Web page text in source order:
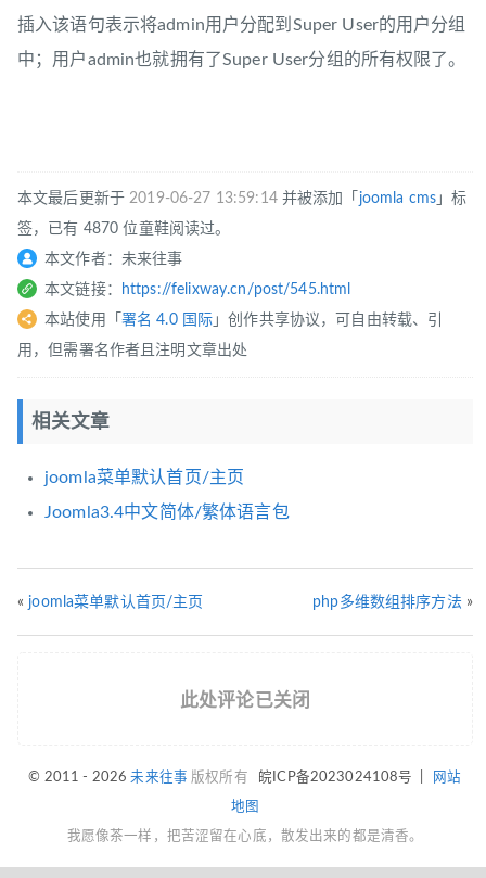
插入该语句表示将admin用户分配到Super User的用户分组
中；用户admin也就拥有了Super User分组的所有权限了。
本文最后更新于2019-06-27 13:59:14并被添加「 joomla cms 」标
签，已有 4870 位童鞋阅读过。
本文作者：未来往事
本文链接：
https://felixway.cn/post/545.html
本站使用「 署名 4.0 国际 」创作共享协议，可自由转载、引
用，但需署名作者且注明文章出处
相关文章
joomla菜单默认首页/主页
Joomla3.4中文简体/繁体语言包
« joomla菜单默认首页/主页 php多维数组排序方法»
此处评论已关闭
© 2011 - 2026未来往事 版权所有 皖ICP备2023024108号 网站
地图
我愿像茶一样，把苦涩留在心底，散发出来的都是清香。